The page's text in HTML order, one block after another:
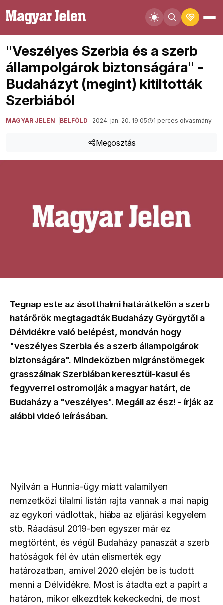
"Veszélyes Szerbia és a szerb
állampolgárok biztonságára" -
Budaházyt (megint) kitiltották
Szerbiából
MAGYAR JELEN BELFÖLD 2024. jan. 20. 19:05 1 perces olvasmány
Megosztás
Tegnap este az ásotthalmi határátkelőn a szerb
határőrök megtagadták Budaházy Györgytől a
Délvidékre való belépést, mondván hogy
"veszélyes Szerbia és a szerb állampolgárok
biztonságára". Mindeközben migránstömegek
grasszálnak Szerbiában keresztül-kasul és
fegyverrel ostromolják a magyar határt, de
Budaházy a "veszélyes". Megáll az ész! - írják az
alábbi videó leírásában.
Nyilván a Hunnia-ügy miatt valamilyen
nemzetközi tilalmi listán rajta vannak a mai napig
az egykori vádlottak, hiába az eljárási kegyelem
stb. Ráadásul 2019-ben egyszer már ez
megtörtént, és végül Budaházy panaszát a szerb
hatóságok fél év után elismerték egy
határozatban, amivel 2020 elején be is tudott
menni a Délvidékre. Most is átadta ezt a papírt a
határon, mikor elkezdtek kekeckedni, de most